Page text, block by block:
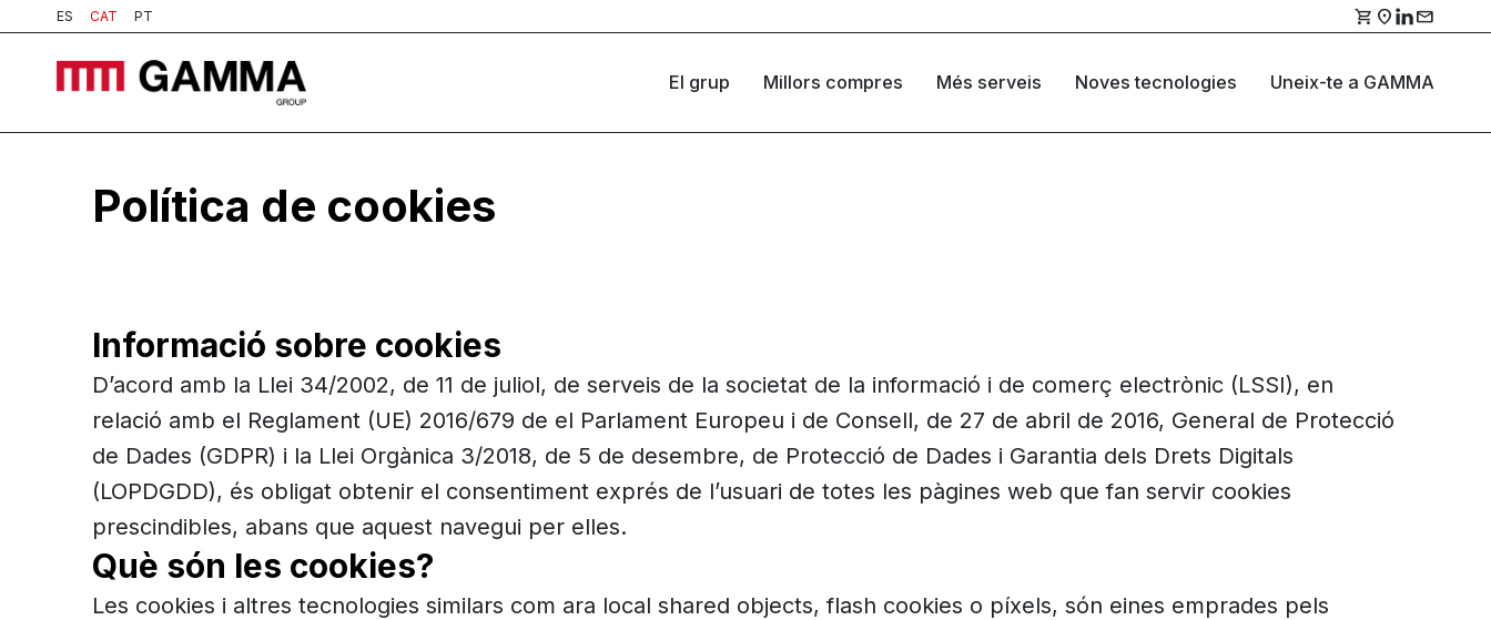
ES CAT PT shopping_cart location_on mail
El grup Millors compres Més serveis Noves tecnologies Uneix-te a GAMMA
Política de cookies
Informació sobre cookies
D’acord amb la Llei 34/2002, de 11 de juliol, de serveis de la societat de la informació i de comerç electrònic (LSSI), en
relació amb el Reglament (UE) 2016/679 de el Parlament Europeu i de Consell, de 27 de abril de 2016, General de Protecció
de Dades (GDPR) i la Llei Orgànica 3/2018, de 5 de desembre, de Protecció de Dades i Garantia dels Drets Digitals
(LOPDGDD), és obligat obtenir el consentiment exprés de l’usuari de totes les pàgines web que fan servir cookies
prescindibles, abans que aquest navegui per elles.
Què són les cookies?
Les cookies i altres tecnologies similars com ara local shared objects, flash cookies o píxels, són eines emprades pels